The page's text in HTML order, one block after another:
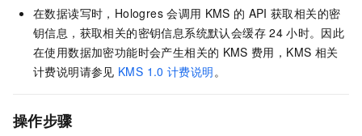
在数据读写时，Hologres 会调用 KMS 的 API 获取相关的密
钥信息，获取相关的密钥信息系统默认会缓存 24 小时。因此
在使用数据加密功能时会产生相关的 KMS 费用，KMS 相关
计费说明请参见 KMS 1.0 计费说明。
操作步骤